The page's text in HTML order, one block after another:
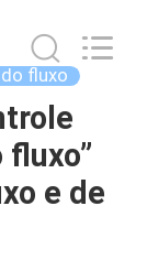
fluxo
e de